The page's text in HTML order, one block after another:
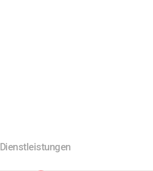
Dienstleistungen